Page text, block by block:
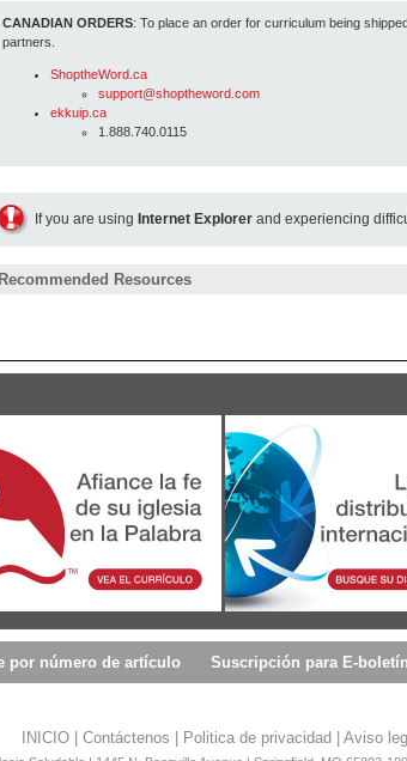
CANADIAN ORDERS: To place an order for curriculum being
partners.
ShoptheWord.ca
support@shoptheword.com
ekkuip.ca
1.888.740.0115
If you are using Internet Explorer and experiencing
Recommended Resources
por número de artículo Suscripción para E-boletín
INICIO Contáctenos Politica de privacidad Aviso